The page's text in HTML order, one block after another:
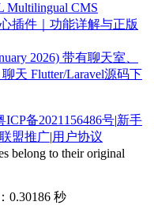
Multilingual CMS
插件｜功能详解与正版
2026) 带有聊天室、
天 Flutter/Laravel源码下
ICP备2021156486号|新手
联盟推广|用户协议
belong to their original
0.30186 秒